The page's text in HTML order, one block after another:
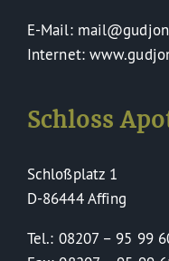
E-Mail:
Internet:
Schloss
Schloßplatz 1
D-86444 Affing
Tel.: 08207 – 95 99